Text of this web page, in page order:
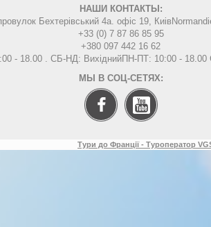
НАШИ КОНТАКТЫ:
Бехтерівський 4а. офіс 19, Киів
+33 (0) 7 87 86 85 95
+380 097 442 16 62
- 18.00 . СБ-НД: ВихіднийПН-ПТ: 10:00 -
МЫ В СОЦ-СЕТЯХ:
Тури до Франції - Туроператор